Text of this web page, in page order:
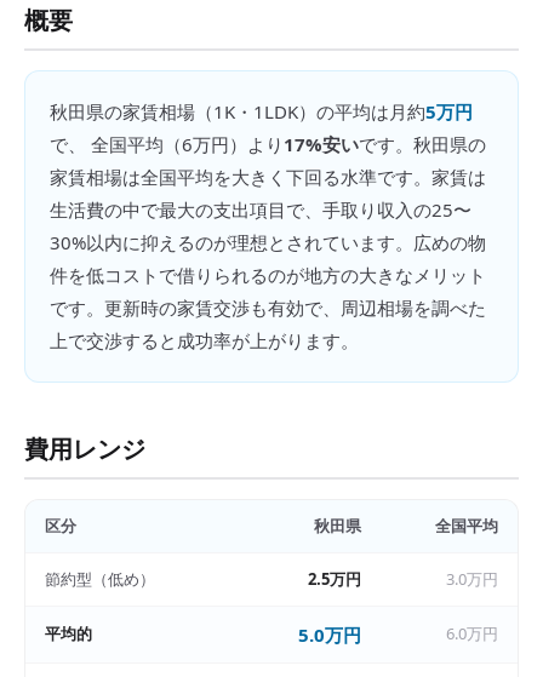
概要
秋田県の家賃相場（1K・1LDK） の平均は月約5万円
で、 全国平均（6万円）より 17%安いです。 秋田県の
家賃相場は全国平均を大きく下回る水準です。家賃は
生活費の中で最大の支出項目で、手取り収入の25〜
30%以内に抑えるのが理想とされています。広めの物
件を低コストで借りられるのが地方の大きなメリット
です。更新時の家賃交渉も有効で、周辺相場を調べた
上で交渉すると成功率が上がります。
費用レンジ
区分 秋田県 全国平均
節約型（低め） 2.5万円 3.0万円
平均的 5.0万円 6.0万円